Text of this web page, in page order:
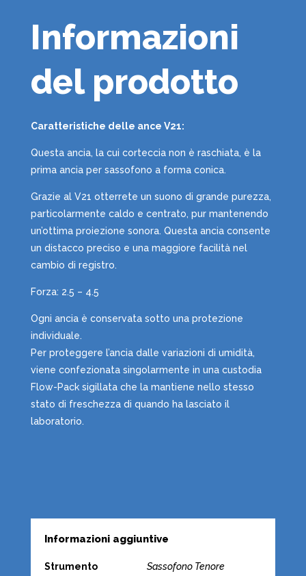
Informazioni
del prodotto
Caratteristiche delle ance V21:
Questa ancia, la cui corteccia non è raschiata, è la
prima ancia per sassofono a forma conica.
Grazie al V21 otterrete un suono di grande purezza,
particolarmente caldo e centrato, pur mantenendo
un’ottima proiezione sonora. Questa ancia consente
un distacco preciso e una maggiore facilità nel
cambio di registro.
Forza: 2.5 – 4.5
Ogni ancia è conservata sotto una protezione
individuale.
Per proteggere l’ancia dalle variazioni di umidità,
viene confezionata singolarmente in una custodia
Flow-Pack sigillata che la mantiene nello stesso
stato di freschezza di quando ha lasciato il
laboratorio.
Informazioni aggiuntive
Strumento Sassofono Tenore